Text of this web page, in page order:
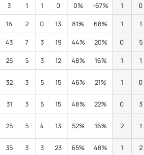
3 1 1 0 0% -67% 1 0
16 2 0 13 81% 68% 1 1
43 7 3 19 44% 20% 0 5
25 5 3 12 48% 16% 1 1
32 3 5 15 46% 21% 1 0
31 3 5 15 48% 22% 0 3
25 5 4 13 52% 16% 2 1
35 3 3 23 65% 48% 1 2